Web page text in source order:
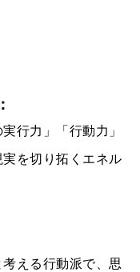
行力」「行動力」
実を切り拓くエネル
考える行動派で、思